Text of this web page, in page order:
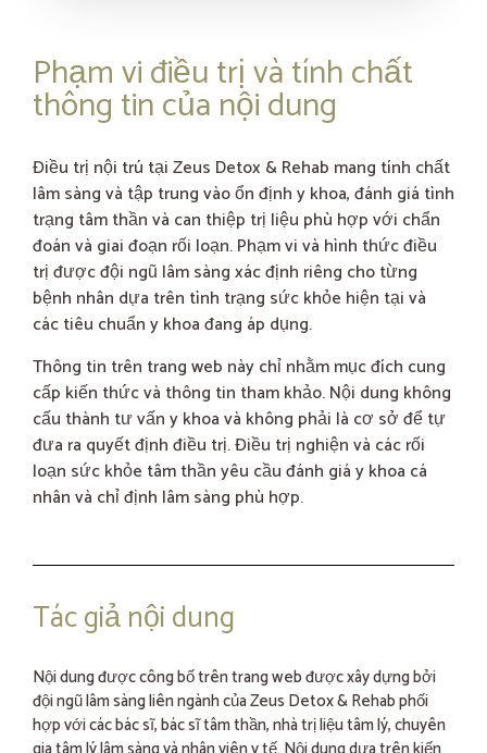
Phạm vi điều trị và tính chất
thông tin của nội dung
Điều trị nội trú tại Zeus Detox & Rehab mang tính chất
lâm sàng và tập trung vào ổn định y khoa, đánh giá tình
trạng tâm thần và can thiệp trị liệu phù hợp với chẩn
đoán và giai đoạn rối loạn. Phạm vi và hình thức điều
trị được đội ngũ lâm sàng xác định riêng cho từng
bệnh nhân dựa trên tình trạng sức khỏe hiện tại và
các tiêu chuẩn y khoa đang áp dụng.
Thông tin trên trang web này chỉ nhằm mục đích cung
cấp kiến thức và thông tin tham khảo. Nội dung không
cấu thành tư vấn y khoa và không phải là cơ sở để tự
đưa ra quyết định điều trị. Điều trị nghiện và các rối
loạn sức khỏe tâm thần yêu cầu đánh giá y khoa cá
nhân và chỉ định lâm sàng phù hợp.
Tác giả nội dung
Nội dung được công bố trên trang web được xây dựng bởi
đội ngũ lâm sàng liên ngành của Zeus Detox & Rehab phối
hợp với các bác sĩ, bác sĩ tâm thần, nhà trị liệu tâm lý, chuyên